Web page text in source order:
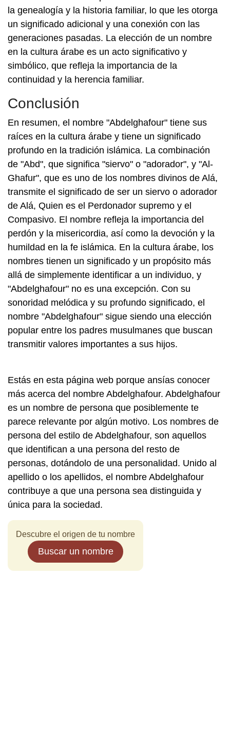
la genealogía y la historia familiar, lo que les otorga
un significado adicional y una conexión con las
generaciones pasadas. La elección de un nombre
en la cultura árabe es un acto significativo y
simbólico, que refleja la importancia de la
continuidad y la herencia familiar.
Conclusión
En resumen, el nombre "Abdelghafour" tiene sus
raíces en la cultura árabe y tiene un significado
profundo en la tradición islámica. La combinación
de "Abd", que significa "siervo" o "adorador", y "Al-
Ghafur", que es uno de los nombres divinos de Alá,
transmite el significado de ser un siervo o adorador
de Alá, Quien es el Perdonador supremo y el
Compasivo. El nombre refleja la importancia del
perdón y la misericordia, así como la devoción y la
humildad en la fe islámica. En la cultura árabe, los
nombres tienen un significado y un propósito más
allá de simplemente identificar a un individuo, y
"Abdelghafour" no es una excepción. Con su
sonoridad melódica y su profundo significado, el
nombre "Abdelghafour" sigue siendo una elección
popular entre los padres musulmanes que buscan
transmitir valores importantes a sus hijos.
Estás en esta página web porque ansías conocer
más acerca del nombre Abdelghafour. Abdelghafour
es un nombre de persona que posiblemente te
parece relevante por algún motivo. Los nombres de
persona del estilo de Abdelghafour, son aquellos
que identifican a una persona del resto de
personas, dotándolo de una personalidad. Unido al
apellido o los apellidos, el nombre Abdelghafour
contribuye a que una persona sea distinguida y
única para la sociedad.
Descubre el origen de tu nombre
Buscar un nombre